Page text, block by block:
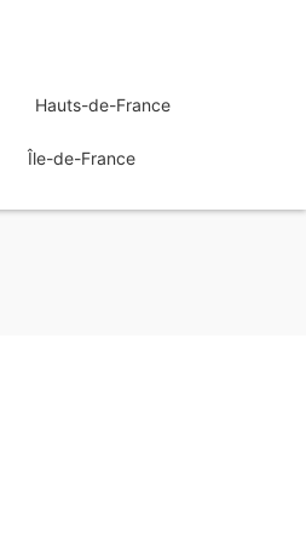
Hauts-de-France
Île-de-France